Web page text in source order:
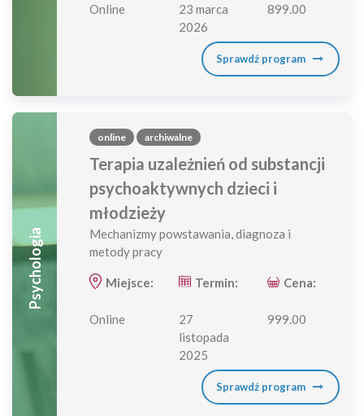
Online
23 marca
2026
899.00
Sprawdź program
Psychologia
online archiwalne
Terapia uzależnień od substancji
psychoaktywnych dzieci i
młodzieży
Mechanizmy powstawania, diagnoza i
metody pracy
Miejsce: Termin: Cena:
Online
27
listopada
2025
999.00
Sprawdź program